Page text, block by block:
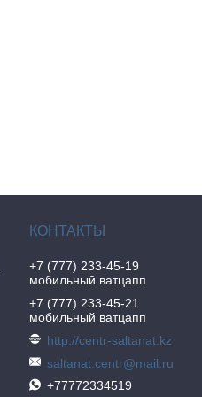
+7 (777) 233-45-19
мобильный ватцапп
+7 (777) 233-45-21
мобильный ватцапп
http://centr-saltanat.kz
saltanat.centr@mail.ru
+77772334519